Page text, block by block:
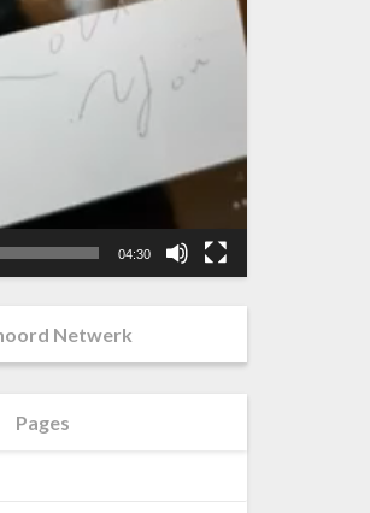
04:30
Netwerk
Pages